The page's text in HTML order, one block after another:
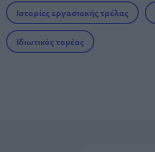
Ιστορίες εργασιακής τρέλας
Ιδιωτικός τομέας